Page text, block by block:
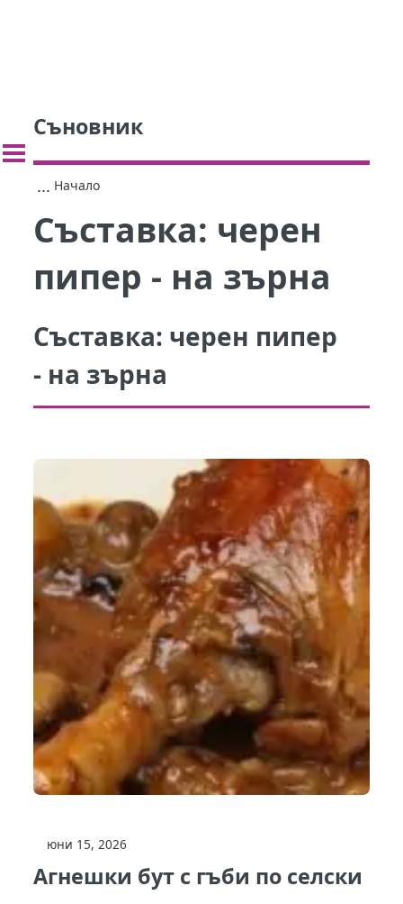
Съновник
... Начало
Съставка: черен
пипер - на зърна
Съставка: черен пипер
- на зърна
юни 15, 2026
Агнешки бут с гъби по селски